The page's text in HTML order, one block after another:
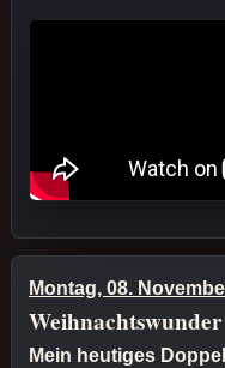
Montag, 08.
Mein heutiges